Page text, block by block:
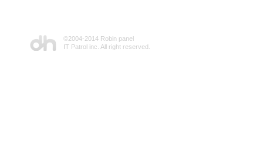
©2004-2014 Robin panel
IT Patrol inc. All right reserved.